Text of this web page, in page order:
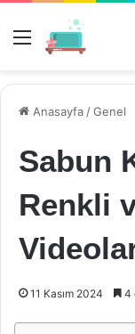
Menü
Anasayfa /Genel
Sabun
Renkli
11 Kasım 2024 4